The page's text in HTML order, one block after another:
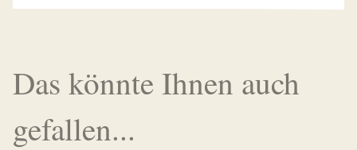
Das könnte Ihnen auch
gefallen...